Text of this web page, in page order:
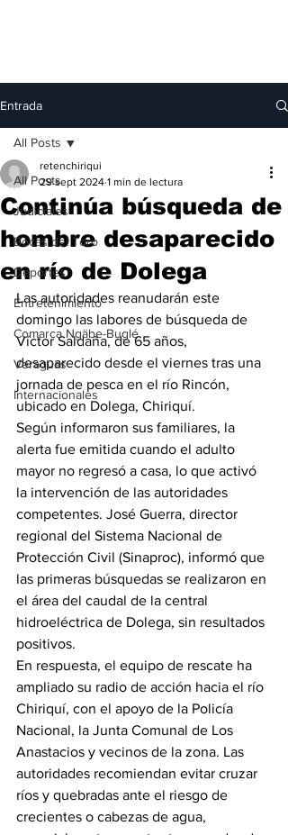
Entrada
All Posts
Judiciales
Bocas del Toro
Deportes
Entretenimiento
Comarca Ngäbe-Buglé
Veraguas
Internacionales
All Posts
Continúa búsqueda de
hombre desaparecido
en río de Dolega
retenchiriqui
29 sept 2024 1 min de lectura
Las autoridades reanudarán este
domingo las labores de búsqueda de
Víctor Saldaña, de 65 años,
desaparecido desde el viernes tras una
jornada de pesca en el río Rincón,
ubicado en Dolega, Chiriquí.
Según informaron sus familiares, la
alerta fue emitida cuando el adulto
mayor no regresó a casa, lo que activó
la intervención de las autoridades
competentes. José Guerra, director
regional del Sistema Nacional de
Protección Civil (Sinaproc), informó que
las primeras búsquedas se realizaron en
el área del caudal de la central
hidroeléctrica de Dolega, sin resultados
positivos.
En respuesta, el equipo de rescate ha
ampliado su radio de acción hacia el río
Chiriquí, con el apoyo de la Policía
Nacional, la Junta Comunal de Los
Anastacios y vecinos de la zona. Las
autoridades recomiendan evitar cruzar
ríos y quebradas ante el riesgo de
crecientes o cabezas de agua,